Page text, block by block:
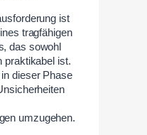
ist
tragfähigen
das sowohl
praktikabel ist.
dieser Phase
umzugehen.